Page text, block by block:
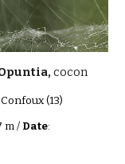
cocon
(13)
m / Date: